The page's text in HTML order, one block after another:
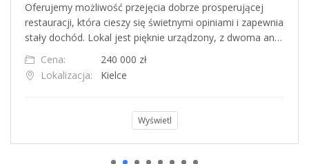
Oferujemy możliwość przejęcia dobrze prosperującej
restauracji, która cieszy się świetnymi opiniami i zapewnia
stały dochód. Lokal jest pięknie urządzony, z dwoma an…
Cena:
240 000 zł
Lokalizacja:
Kielce
Wyświetl